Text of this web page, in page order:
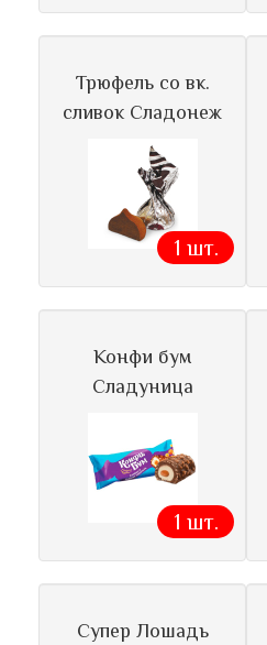
Трюфель со вк.
сливок Сладонеж
1 шт.
Конфи бум
Сладуница
1 шт.
Супер Лошадь